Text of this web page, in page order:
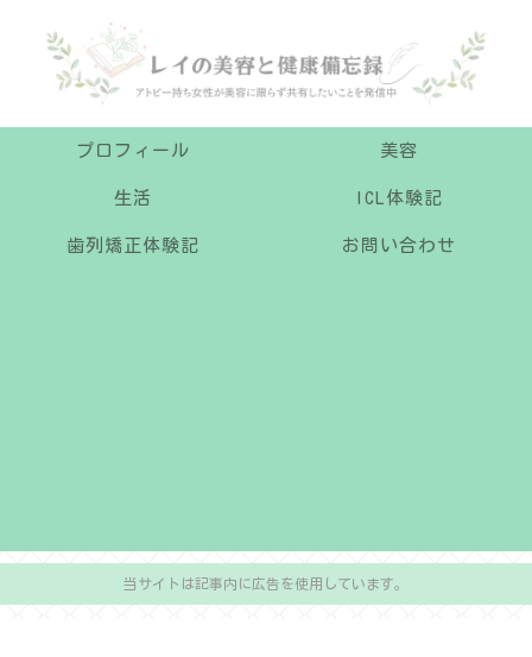
プロフィール 美容
生活 ICL体験記
歯列矯正体験記 お問い合わせ
当サイトは記事内に広告を使用しています。